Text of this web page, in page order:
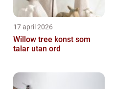
17 april 2026
Willow tree konst som
talar utan ord